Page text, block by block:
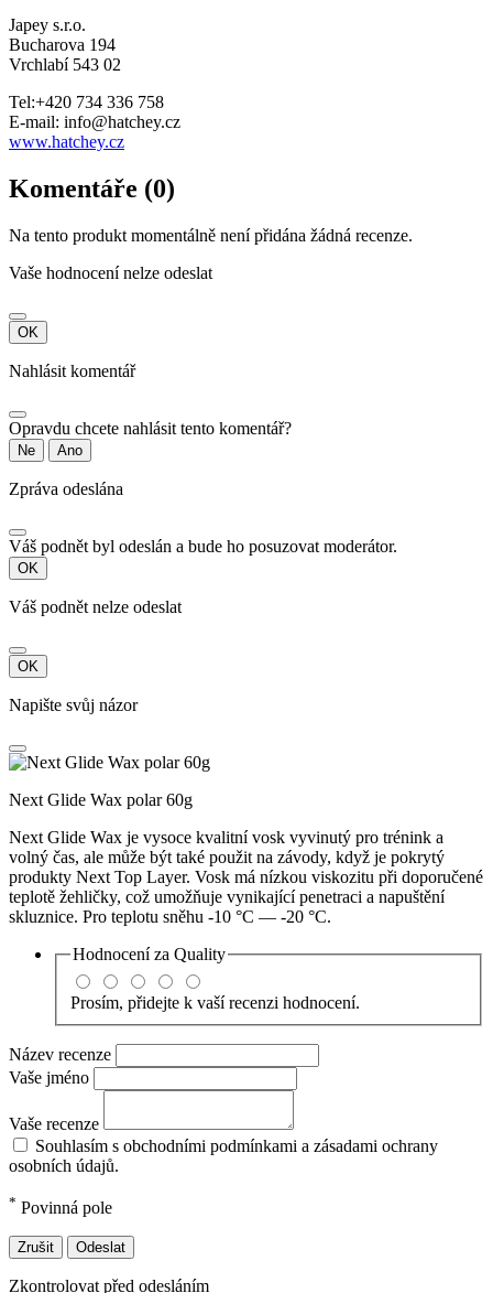
Japey s.r.o.
Bucharova 194
Vrchlabí 543 02
Tel:+420 734 336 758
E-mail: info@hatchey.cz
www.hatchey.cz
Komentáře (0)
Na tento produkt momentálně není přidána žádná recenze.
Vaše hodnocení nelze odeslat
OK
Nahlásit komentář
Opravdu chcete nahlásit tento komentář?
Ne Ano
Zpráva odeslána
Váš podnět byl odeslán a bude ho posuzovat moderátor.
OK
Váš podnět nelze odeslat
OK
Napište svůj názor
Next Glide Wax polar 60g
Next Glide Wax je vysoce kvalitní vosk vyvinutý pro trénink a
volný čas, ale může být také použit na závody, když je pokrytý
produkty Next Top Layer. Vosk má nízkou viskozitu při doporučené
teplotě žehličky, což umožňuje vynikající penetraci a napuštění
skluznice. Pro teplotu sněhu -10 °C — -20 °C.
Hodnocení za Quality
Prosím, přidejte k vaší recenzi hodnocení.
Název recenze
Vaše jméno
Vaše recenze
Souhlasím s obchodními podmínkami a zásadami ochrany
osobních údajů.
* Povinná pole
Zrušit Odeslat
Zkontrolovat před odesláním